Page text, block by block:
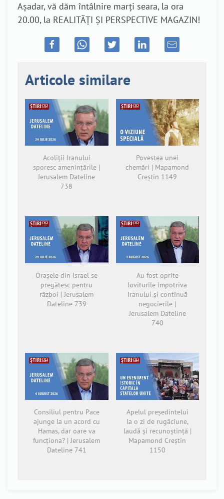
Așadar, vă dăm întâlnire marți seara, la ora
20.00, la REALITĂȚI ȘI PERSPECTIVE MAGAZIN!
Articole similare
Acoliții Iranului
sporesc amenințările |
Jerusalem Dateline
738
Povestea unei
chemări | Mapamond
Creștin 1149
Orașele din Israel se
pregătesc pentru
război | Jerusalem
Dateline 739
Au fost oprite
loviturile împotriva
Iranului și continuă
negocierile |
Jerusalem Dateline
740
Consiliul pentru Pace
ajunge la un acord cu
Hamas, dar oare va
funcționa? | Jerusalem
Dateline 741
Apelul președintelui
la o zi de rugăciune,
laudă și recunoștință |
Mapamond Creștin
1150